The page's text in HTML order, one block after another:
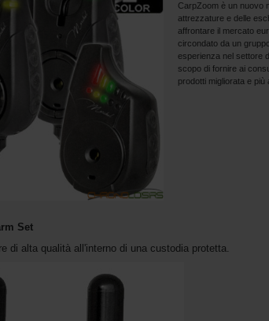
CarpZoom è un nuovo
attrezzature e delle
affrontare il mercato
circondato da un
esperienza nel settore
scopo di fornire ai
prodotti migliorata e più
Set
di alta qualità all'interno di una custodia protetta.